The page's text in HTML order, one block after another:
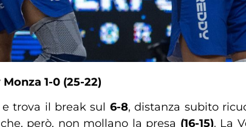
Monza 1-0 (25-22)
trova il break sul 6-8, distanza subito
che, però, non mollano la presa (16-15). La